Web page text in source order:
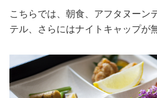
こちらでは、朝食、アフタヌーン
テル、さらにはナイトキャップが